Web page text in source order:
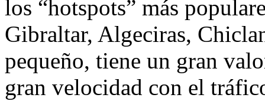
los “hotspots” más
Gibraltar, Algeciras,
pequeño, tiene un gran
gran velocidad con el